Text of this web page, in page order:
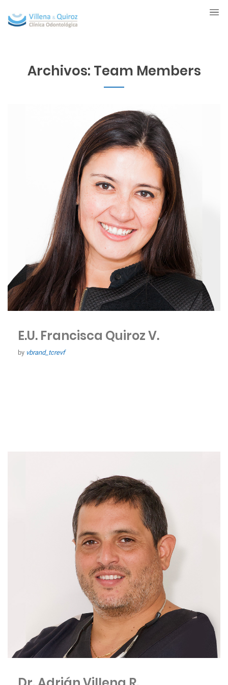
Archivos: Team Members
E.U. Francisca Quiroz V.
by vbrand_tcrevf